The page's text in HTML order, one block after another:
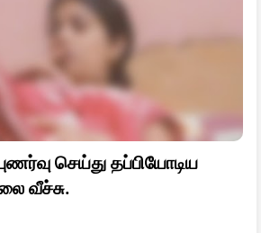
செய்து தப்பியோடிய
வீச்சு.